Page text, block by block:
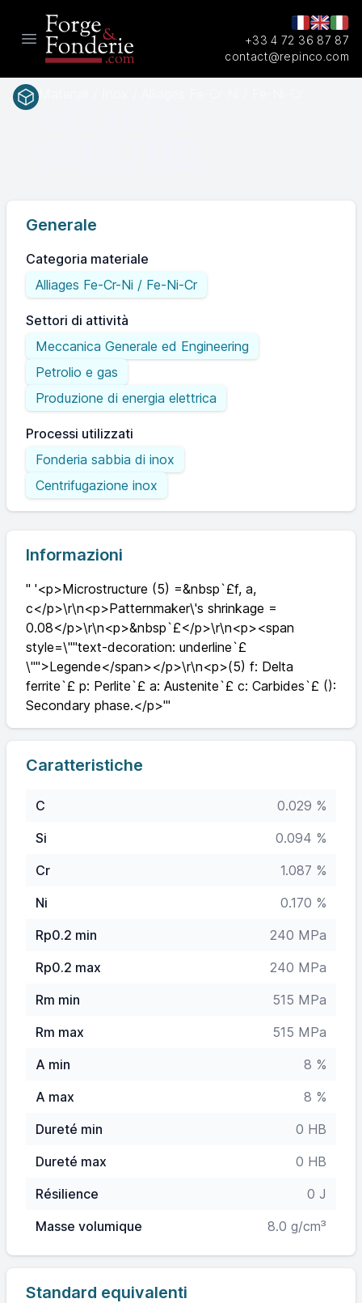
Open main menu
+33 4 72 36 87 87
contact@repinco.com
Generale
Categoria materiale
Alliages Fe-Cr-Ni / Fe-Ni-Cr
Settori di attività
Meccanica Generale ed Engineering
Petrolio e gas
Produzione di energia elettrica
Processi utilizzati
Fonderia sabbia di inox
Centrifugazione inox
Informazioni
" '<p>Microstructure (5) =&nbsp`£f, a,
c</p>\r\n<p>Patternmaker\'s shrinkage =
0.08</p>\r\n<p>&nbsp`£</p>\r\n<p><span
style=\""text-decoration: underline`£
\"">Legende</span></p>\r\n<p>(5) f: Delta
ferrite`£ p: Perlite`£ a: Austenite`£ c: Carbides`£ ():
Secondary phase.</p>'"
Caratteristiche
C
0.029 %
Si
0.094 %
Cr
1.087 %
Ni
0.170 %
Rp0.2 min
240 MPa
Rp0.2 max
240 MPa
Rm min
515 MPa
Rm max
515 MPa
A min
8 %
A max
8 %
Dureté min
0 HB
Dureté max
0 HB
Résilience
0 J
Masse volumique
8.0 g/cm³
Standard equivalenti